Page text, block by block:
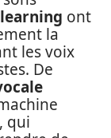
ont
la
les voix
De
qui